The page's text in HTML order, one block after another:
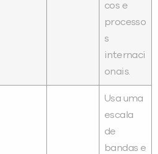
cos e
processo
s
internaci
onais.
Usa uma
escala
de
bandas e